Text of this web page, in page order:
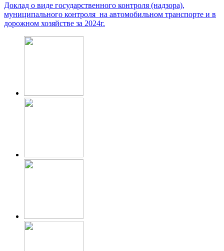
Доклад о виде государственного контроля (надзора),
муниципального контроля на автомобильном транспорте и в
дорожном хозяйстве за 2024г.